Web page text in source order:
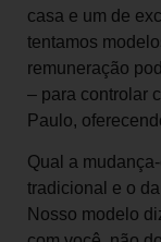
casa e um de
tentamos
remuneração
– para controlar
Paulo,
Qual a
tradicional e o
Nosso modelo